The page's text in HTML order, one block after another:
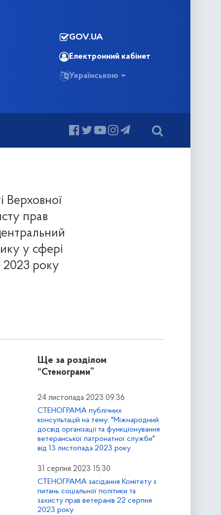
GOV.UA
Електронний кабінет
Українською
Верховної
прав
у сфері
2023 року
Ще за розділом
“Стенограми”
24 листопада 2023 09:36
СТЕНОГРАМА публічних
консультацій на тему: "Міжнародний
досвід організації та функціонування
ветеранської патронатної служби"
від 13 листопада 2023 року
31 серпня 2023 15:30
СТЕНОГРАМА засідання Комітету з
питань соціальної політики та
захисту прав ветеранів 22 серпня
2023 року